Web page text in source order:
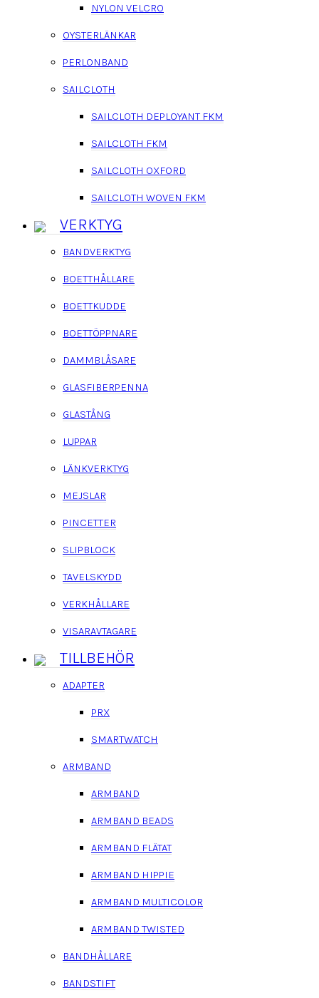
NYLON VELCRO
OYSTERLÄNKAR
PERLONBAND
SAILCLOTH
SAILCLOTH DEPLOYANT FKM
SAILCLOTH FKM
SAILCLOTH OXFORD
SAILCLOTH WOVEN FKM
VERKTYG
BANDVERKTYG
BOETTHÅLLARE
BOETTKUDDE
BOETTÖPPNARE
DAMMBLÅSARE
GLASFIBERPENNA
GLASTÅNG
LUPPAR
LÄNKVERKTYG
MEJSLAR
PINCETTER
SLIPBLOCK
TAVELSKYDD
VERKHÅLLARE
VISARAVTAGARE
TILLBEHÖR
ADAPTER
PRX
SMARTWATCH
ARMBAND
ARMBAND
ARMBAND BEADS
ARMBAND FLÄTAT
ARMBAND HIPPIE
ARMBAND MULTICOLOR
ARMBAND TWISTED
BANDHÅLLARE
BANDSTIFT